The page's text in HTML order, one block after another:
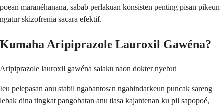
poean maranéhanana, sabab perlakuan konsisten penting pisan pikeun
ngatur skizofrenia sacara efektif.
Kumaha Aripiprazole Lauroxil Gawéna?
Aripiprazole lauroxil gawéna salaku naon dokter nyebut
Ieu pelepasan anu stabil ngabantosan ngahindarkeun puncak sareng
lebak dina tingkat pangobatan anu tiasa kajantenan ku pil sapopoé,